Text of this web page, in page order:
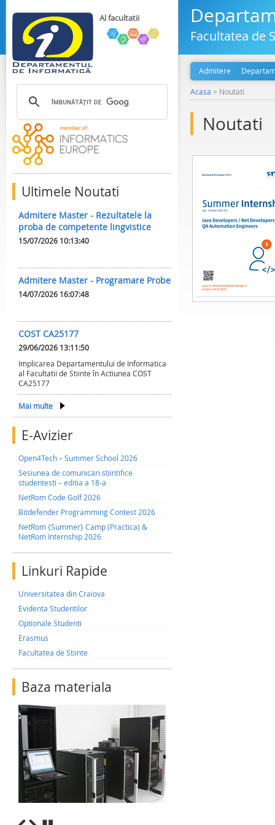
Al facultatii
Ultimele Noutati
Admitere Master - Rezultatele la
proba de competente lingvistice
15/07/2026 10:13:40
Admitere Master - Programare Probe
14/07/2026 16:07:48
COST CA25177
29/06/2026 13:11:50
Implicarea Departamentului de Informatica
al Facultatii de Stiinte în Actiunea COST
CA25177
Mai multe
E-Avizier
Open4Tech – Summer School 2026
Sesiunea de comunicari stiintifice
studentesti – editia a 18-a
NetRom Code Golf 2026
Bitdefender Programming Contest 2026
NetRom {Summer} Camp (Practica) &
NetRom Internship 2026
Linkuri Rapide
Universitatea din Craiova
Evidenta Studentilor
Optionale Studenti
Erasmus
Facultatea de Stiinte
Baza materiala
Facultatea de
Admitere
Acasa > Noutati
Noutati